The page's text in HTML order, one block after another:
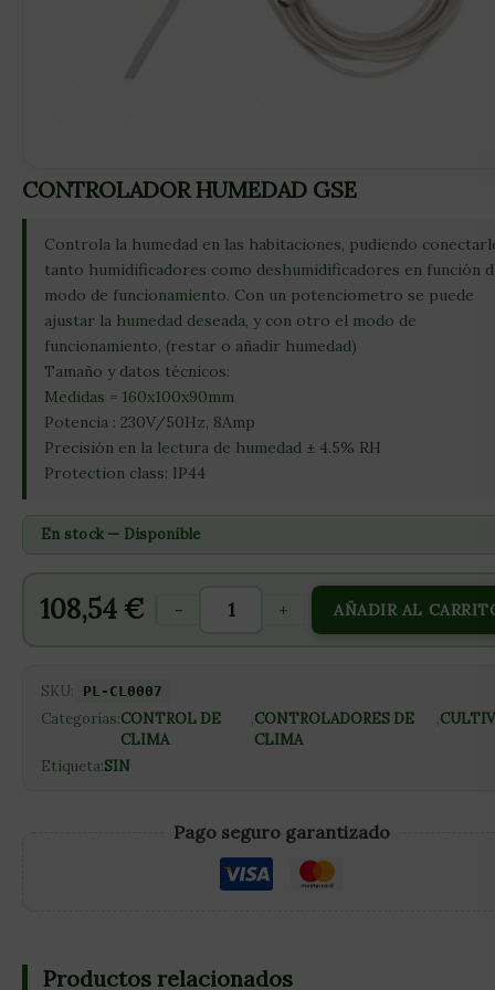
CONTROLADOR HUMEDAD GSE
Controla la humedad en las habitaciones, pudiendo
tanto humidificadores como deshumidificadores en función
modo de funcionamiento. Con un potenciometro se puede
ajustar la humedad deseada, y con otro el modo de
funcionamiento, (restar o añadir humedad)
Tamaño y datos técnicos:
Medidas = 160x100x90mm
Potencia : 230V/50Hz, 8Amp
Precisión en la lectura de humedad ± 4.5% RH
Protection class: IP44
En stock — Disponible
108,54 € - + AÑADIR AL
SKU: PL-CL0007
Categorías:CONTROL DE
CLIMA
,CONTROLADORES DE
CLIMA
,
Etiqueta:SIN
Pago seguro garantizado
Productos relacionados